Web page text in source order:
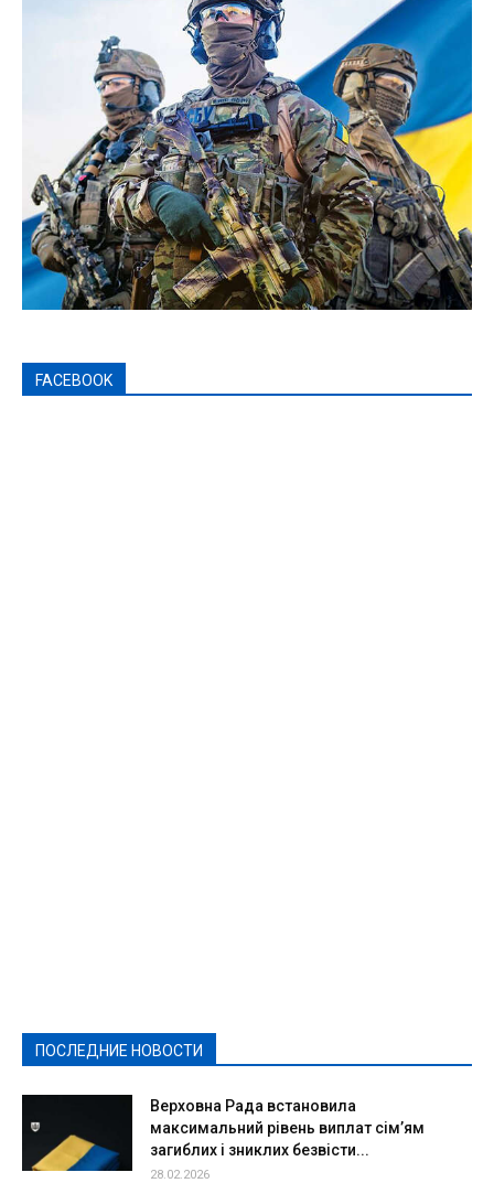
FACEBOOK
ПОСЛЕДНИЕ НОВОСТИ
Верховна Рада встановила
максимальний рівень виплат сім’ям
загиблих і зниклих безвісти...
28.02.2026